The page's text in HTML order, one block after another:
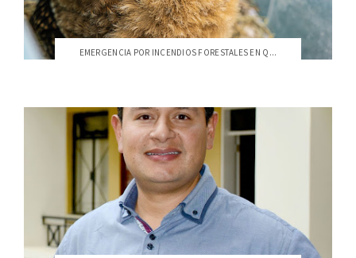
EMERGENCIA POR INCENDIOS FORESTALES EN Q...